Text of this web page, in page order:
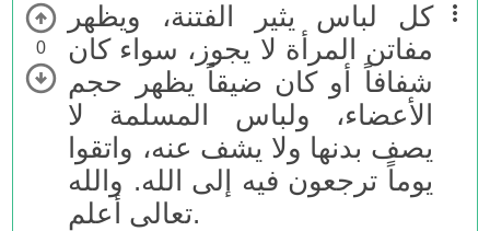
0
كل لباس يثير الفتنة، ويظهر
مفاتن المرأة لا يجوز، سواء كان
شفافاً أو كان ضيقاً يظهر حجم
الأعضاء، ولباس المسلمة لا
يصف بدنها ولا يشف عنه، واتقوا
يوماً ترجعون فيه إلى الله. والله
تعالى أعلم.